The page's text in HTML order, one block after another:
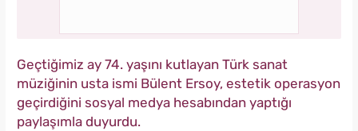
Geçtiğimiz ay 74. yaşını kutlayan Türk sanat
müziğinin usta ismi Bülent Ersoy, estetik operasyon
geçirdiğini sosyal medya hesabından yaptığı
paylaşımla duyurdu.